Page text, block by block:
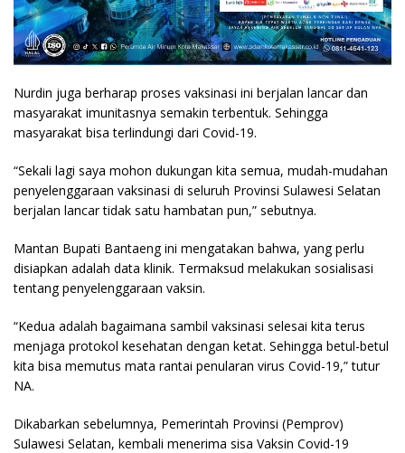
Nurdin juga berharap proses vaksinasi ini berjalan lancar dan
masyarakat imunitasnya semakin terbentuk. Sehingga
masyarakat bisa terlindungi dari Covid-19.
“Sekali lagi saya mohon dukungan kita semua, mudah-mudahan
penyelenggaraan vaksinasi di seluruh Provinsi Sulawesi Selatan
berjalan lancar tidak satu hambatan pun,” sebutnya.
Mantan Bupati Bantaeng ini mengatakan bahwa, yang perlu
disiapkan adalah data klinik. Termaksud melakukan sosialisasi
tentang penyelenggaraan vaksin.
“Kedua adalah bagaimana sambil vaksinasi selesai kita terus
menjaga protokol kesehatan dengan ketat. Sehingga betul-betul
kita bisa memutus mata rantai penularan virus Covid-19,” tutur
NA.
Dikabarkan sebelumnya, Pemerintah Provinsi (Pemprov)
Sulawesi Selatan, kembali menerima sisa Vaksin Covid-19